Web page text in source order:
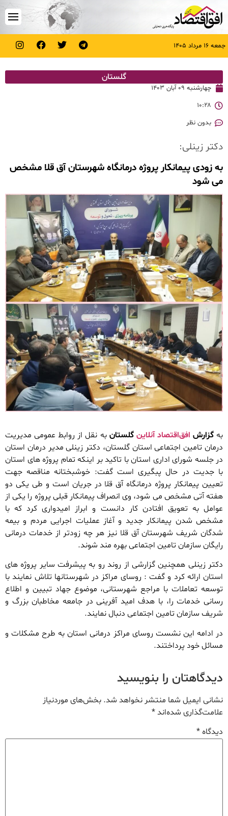
جمعه ۱۶ مرداد ۱۴۰۵
گلستان
چهارشنبه ۰۹ آبان ۱۴۰۳
۱۰:۲۸
بدون نظر
دکتر زینلی:
به زودی پیمانکار پروژه درمانگاه شهرستان آق قلا مشخص
می شود
به گزارش افق‌اقتصاد آنلاین گلستان به نقل از روابط عمومی مدیریت
درمان تامین اجتماعی استان گلستان، دکتر زینلی مدیر درمان استان
در جلسه شورای اداری استان با تاکید بر اینکه تمام پروژه های استان
با جدیت در حال پبگیری است گفت: خوشبختانه مناقصه جهت
تعیین پیمانکار پروژه درمانگاه آق قلا در جریان است و طی یکی دو
هفته آتی مشخص می شود، وی انصراف پیمانکار قبلی پروژه را یکی از
عوامل به تعویق افتادن کار دانست و ابراز امیدواری کرد که با
مشخص شدن پیمانکار جدید و آغاز عملیات اجرایی مردم و بیمه
شدگان شریف شهرستان آق قلا نیز هر چه زودتر از خدمات درمانی
رایگان سازمان تامین اجتماعی بهره مند شوند.
دکتر زینلی همچنین گزارشی از روند رو به پیشرفت سایر پروژه های
استان ارائه کرد و گفت : روسای مراکز در شهرستانها تلاش نمایند با
توسعه تعاملات با مراجع شهرستانی، موضوع جهاد تبیین و اطلاع
رسانی خدمات را، با هدف امید آفرینی در جامعه مخاطبان بزرگ و
شریف سازمان تامین اجتماعی دنبال نمایند.
در ادامه این نشست روسای مراکز درمانی استان به طرح مشکلات و
مسائل خود پرداختند.
دیدگاهتان را بنویسید
نشانی ایمیل شما منتشر نخواهد شد. بخش‌های موردنیاز
علامت‌گذاری شده‌اند*
دیدگاه*